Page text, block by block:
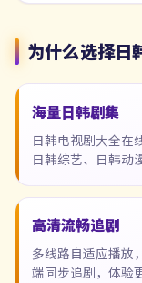
为什么选择日
海量日韩剧集
日韩电视剧大全在
日韩综艺、日韩动
高清流畅追剧
多线路自适应播放
端同步追剧，体验